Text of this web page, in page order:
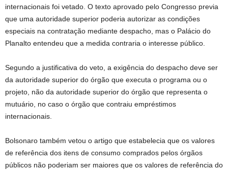
internacionais foi vetado. O texto aprovado pelo Congresso previa
que uma autoridade superior poderia autorizar as condições
especiais na contratação mediante despacho, mas o Palácio do
Planalto entendeu que a medida contraria o interesse público.
Segundo a justificativa do veto, a exigência do despacho deve ser
da autoridade superior do órgão que executa o programa ou o
projeto, não da autoridade superior do órgão que representa o
mutuário, no caso o órgão que contraiu empréstimos
internacionais.
Bolsonaro também vetou o artigo que estabelecia que os valores
de referência dos itens de consumo comprados pelos órgãos
públicos não poderiam ser maiores que os valores de referência do